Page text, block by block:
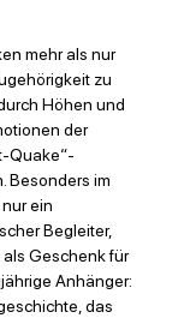
mehr als nur
zu
Höhen und
der
Quake“-
Besonders im
ein
Begleiter,
als Geschenk für
Anhänger:
das